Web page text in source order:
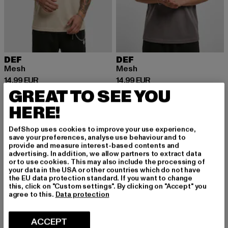
DEF
Mesh
14,99 EUR
Prix courant: 14,99 EUR
DEF
Mesh
14,99 EUR
Prix courant: 14,99 EUR
GREAT TO SEE YOU
HERE!
DefShop uses cookies to improve your use experience,
save your preferences, analyse use behaviour and to
provide and measure interest-based contents and
advertising. In addition, we allow partners to extract data
or to use cookies. This may also include the processing of
your data in the USA or other countries which do not have
the EU data protection standard. If you want to change
this, click on "Custom settings". By clicking on "Accept" you
agree to this. Data protection
ACCEPT